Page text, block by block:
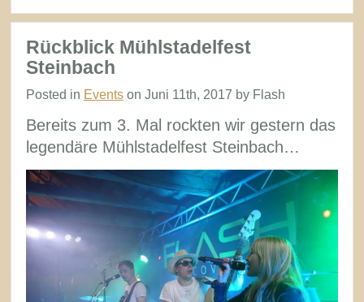
Partyband
Flash
@
Selker
Brennhoas
Rückblick Mühlstadelfest
Steinbach
Posted in Eventson Juni 11th, 2017 by Flash
Bereits zum 3. Mal rockten wir gestern das
legendäre Mühlstadelfest Steinbach…